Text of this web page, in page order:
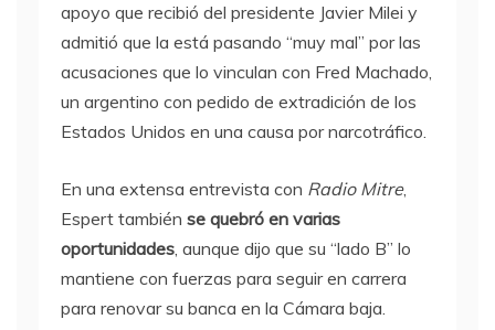
apoyo que recibió del presidente Javier Milei y
admitió que la está pasando “muy mal” por las
acusaciones que lo vinculan con Fred Machado,
un argentino con pedido de extradición de los
Estados Unidos en una causa por narcotráfico.
En una extensa entrevista con Radio Mitre,
Espert también se quebró en varias
oportunidades, aunque dijo que su “lado B” lo
mantiene con fuerzas para seguir en carrera
para renovar su banca en la Cámara baja.